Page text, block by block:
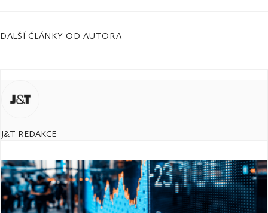
DALŠÍ ČLÁNKY OD AUTORA
J&T REDAKCE